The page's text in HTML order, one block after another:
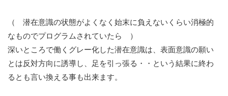
（ 潜在意識の状態がよくなく始末に負えないくらい消極的
なものでプログラムされていたら ）
深いところで働くグレー化した潜在意識は、表面意識の願い
とは反対方向に誘導し、足を引っ張る・・という結果に終わ
るとも言い換える事も出来ます。